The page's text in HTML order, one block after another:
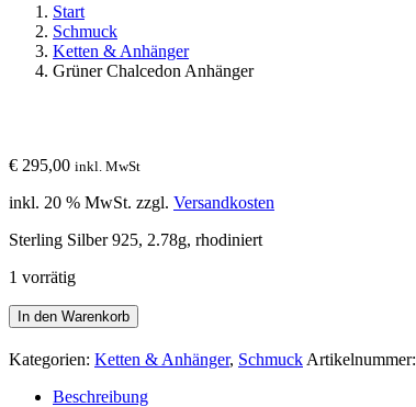
Start
Schmuck
Ketten & Anhänger
Grüner Chalcedon Anhänger
€ 295,00 inkl. MwSt
inkl. 20 % MwSt. zzgl. Versandkosten
Sterling Silber 925, 2.78g, rhodiniert
1 vorrätig
Grüner
Chalcedon
Anhänger
Menge
In den Warenkorb
Kategorien: Ketten & Anhänger, Schmuck Artikelnummer:
Beschreibung